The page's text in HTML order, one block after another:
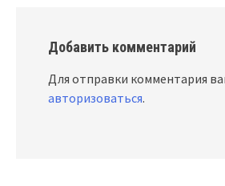
Добавить комментарий
Для отправки комментария
авторизоваться.